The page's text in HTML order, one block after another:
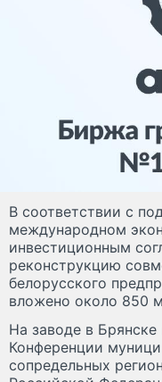
В соответствии с
международном
инвестиционным
реконструкцию
белорусского
вложено около 850
На заводе в
Конференции
сопредельных